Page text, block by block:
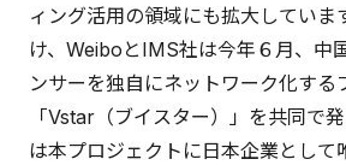
ィング活用の領域にも拡大していま
け、WeiboとIMS社は今年６月、中
ンサーを独自にネットワーク化する
「Vstar（ブイスター）」を共同で
は本プロジェクトに日本企業として